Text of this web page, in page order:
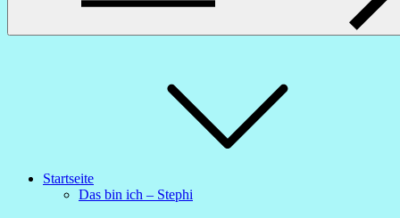
Startseite
Das bin ich – Stephi